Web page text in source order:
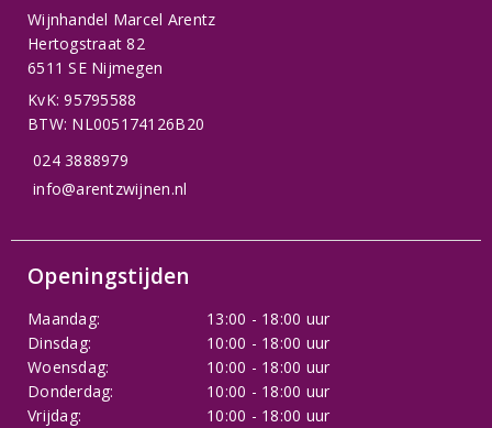
Wijnhandel Marcel Arentz
Hertogstraat 82
6511 SE Nijmegen
KvK: 95795588
BTW: NL005174126B20
024 3888979
info@arentzwijnen.nl
Openingstijden
Maandag:
13:00 - 18:00 uur
Dinsdag:
10:00 - 18:00 uur
Woensdag:
10:00 - 18:00 uur
Donderdag:
10:00 - 18:00 uur
Vrijdag:
10:00 - 18:00 uur